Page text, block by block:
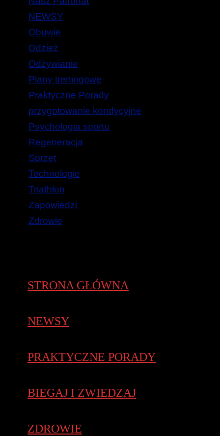
NEWSY
Obuwie
Odzież
Odżywianie
Plany treningowe
Praktyczne Porady
przygotowanie kondycyjne
Psychologia sportu
Regeneracja
Sprzęt
Technologie
Triathlon
Zapowiedzi
Zdrowie
STRONA GŁÓWNA
NEWSY
PRAKTYCZNE PORADY
BIEGAJ I ZWIEDZAJ
ZDROWIE